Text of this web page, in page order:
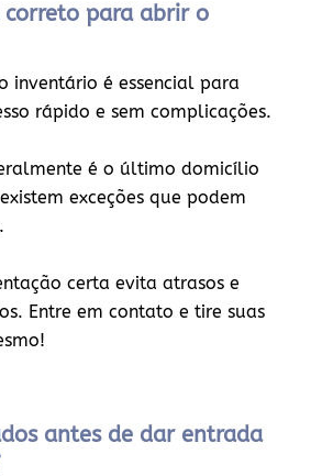
para abrir o
inventário é essencial para
rápido e sem complicações.
é o último domicílio
exceções que podem
certa evita atrasos e
Entre em contato e tire suas
antes de dar entrada